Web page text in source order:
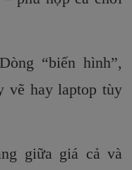
“biến hình”,
vẽ hay laptop tùy
giữa giá cả và